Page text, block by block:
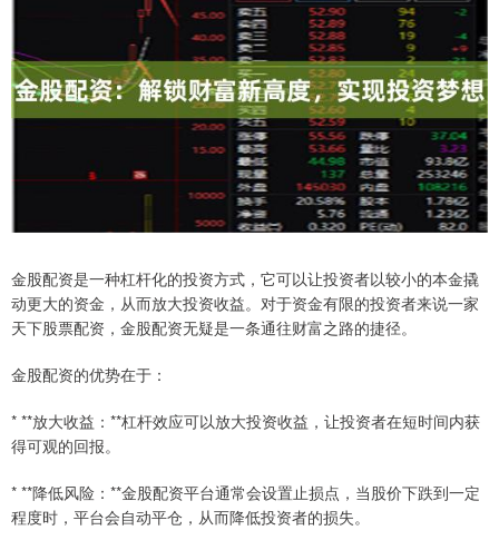
金股配资是一种杠杆化的投资方式，它可以让投资者以较小的本金撬
动更大的资金，从而放大投资收益。对于资金有限的投资者来说一家
天下股票配资，金股配资无疑是一条通往财富之路的捷径。
金股配资的优势在于：
* **放大收益：**杠杆效应可以放大投资收益，让投资者在短时间内获
得可观的回报。
* **降低风险：**金股配资平台通常会设置止损点，当股价下跌到一定
程度时，平台会自动平仓，从而降低投资者的损失。